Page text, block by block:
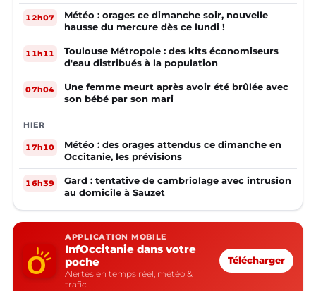
12h07
Météo : orages ce dimanche soir, nouvelle
hausse du mercure dès ce lundi !
11h11
Toulouse Métropole : des kits économiseurs
d'eau distribués à la population
07h04
Une femme meurt après avoir été brûlée avec
son bébé par son mari
HIER
17h10
Météo : des orages attendus ce dimanche en
Occitanie, les prévisions
16h39
Gard : tentative de cambriolage avec intrusion
au domicile à Sauzet
APPLICATION MOBILE
InfOccitanie dans votre
poche
Alertes en temps réel, météo &
trafic
Télécharger